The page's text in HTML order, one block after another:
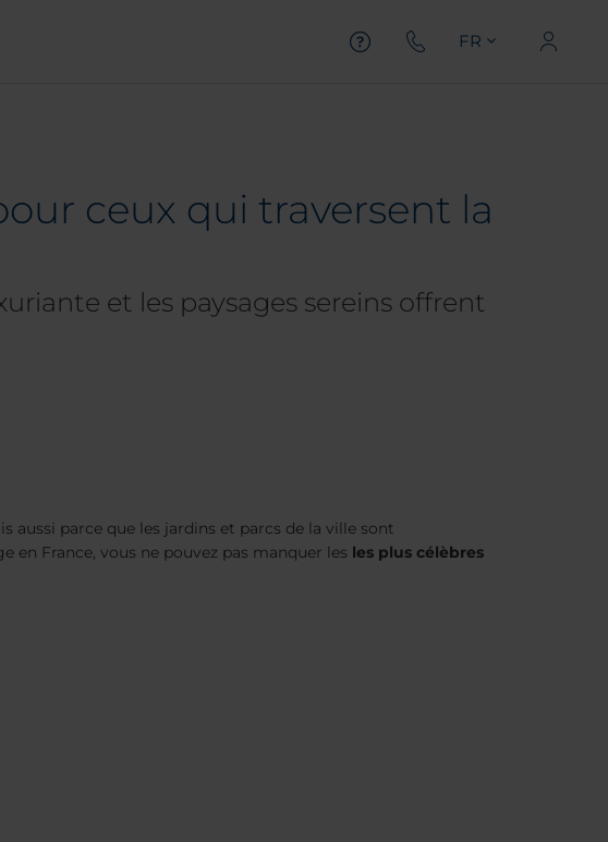
FR
ceux qui traversent la
et les paysages sereins offrent
aussi parce que les jardins et parcs de la ville sont
en France, vous ne pouvez pas manquer les les plus célèbres